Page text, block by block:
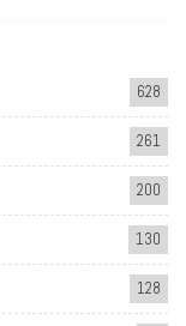
628
261
200
130
128